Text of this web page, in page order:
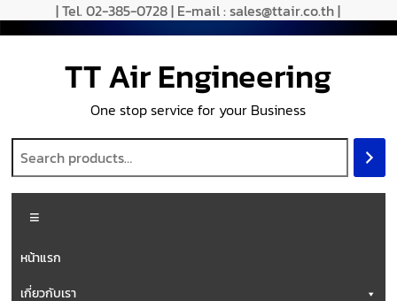
| Tel. 02-385-0728 | E-mail : sales@ttair.co.th |
TT Air Engineering
One stop service for your Business
หน้าแรก
เกี่ยวกับเรา